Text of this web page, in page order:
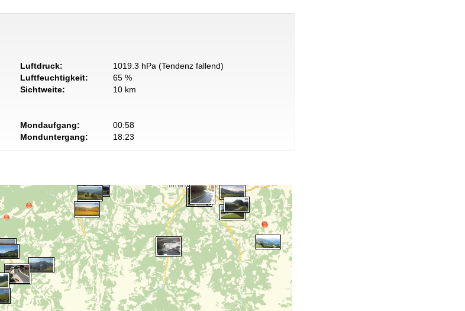
Luftdruck:
1019.3 hPa (Tendenz fallend)
Luftfeuchtigkeit:
65 %
Sichtweite:
10 km
Mondaufgang:
00:58
Monduntergang:
18:23